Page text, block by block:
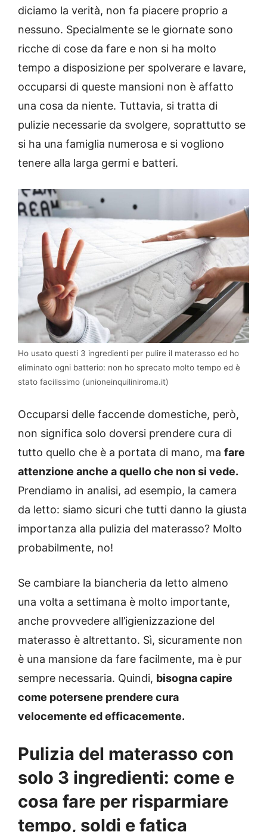
diciamo la verità, non fa piacere proprio a
nessuno. Specialmente se le giornate sono
ricche di cose da fare e non si ha molto
tempo a disposizione per spolverare e lavare,
occuparsi di queste mansioni non è affatto
una cosa da niente. Tuttavia, si tratta di
pulizie necessarie da svolgere, soprattutto se
si ha una famiglia numerosa e si vogliono
tenere alla larga germi e batteri.
Ho usato questi 3 ingredienti per pulire il materasso ed ho
eliminato ogni batterio: non ho sprecato molto tempo ed è
stato facilissimo (unioneinquiliniroma.it)
Occuparsi delle faccende domestiche, però,
non significa solo doversi prendere cura di
tutto quello che è a portata di mano, ma fare
attenzione anche a quello che non si vede.
Prendiamo in analisi, ad esempio, la camera
da letto: siamo sicuri che tutti danno la giusta
importanza alla pulizia del materasso? Molto
probabilmente, no!
Se cambiare la biancheria da letto almeno
una volta a settimana è molto importante,
anche provvedere all’igienizzazione del
materasso è altrettanto. Sì, sicuramente non
è una mansione da fare facilmente, ma è pur
sempre necessaria. Quindi, bisogna capire
come potersene prendere cura
velocemente ed efficacemente.
Pulizia del materasso con
solo 3 ingredienti: come e
cosa fare per risparmiare
tempo, soldi e fatica